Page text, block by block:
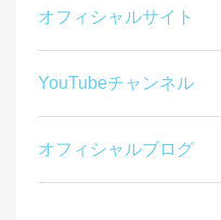
オフィシャルサイト
YouTubeチャンネル
オフィシャルブログ